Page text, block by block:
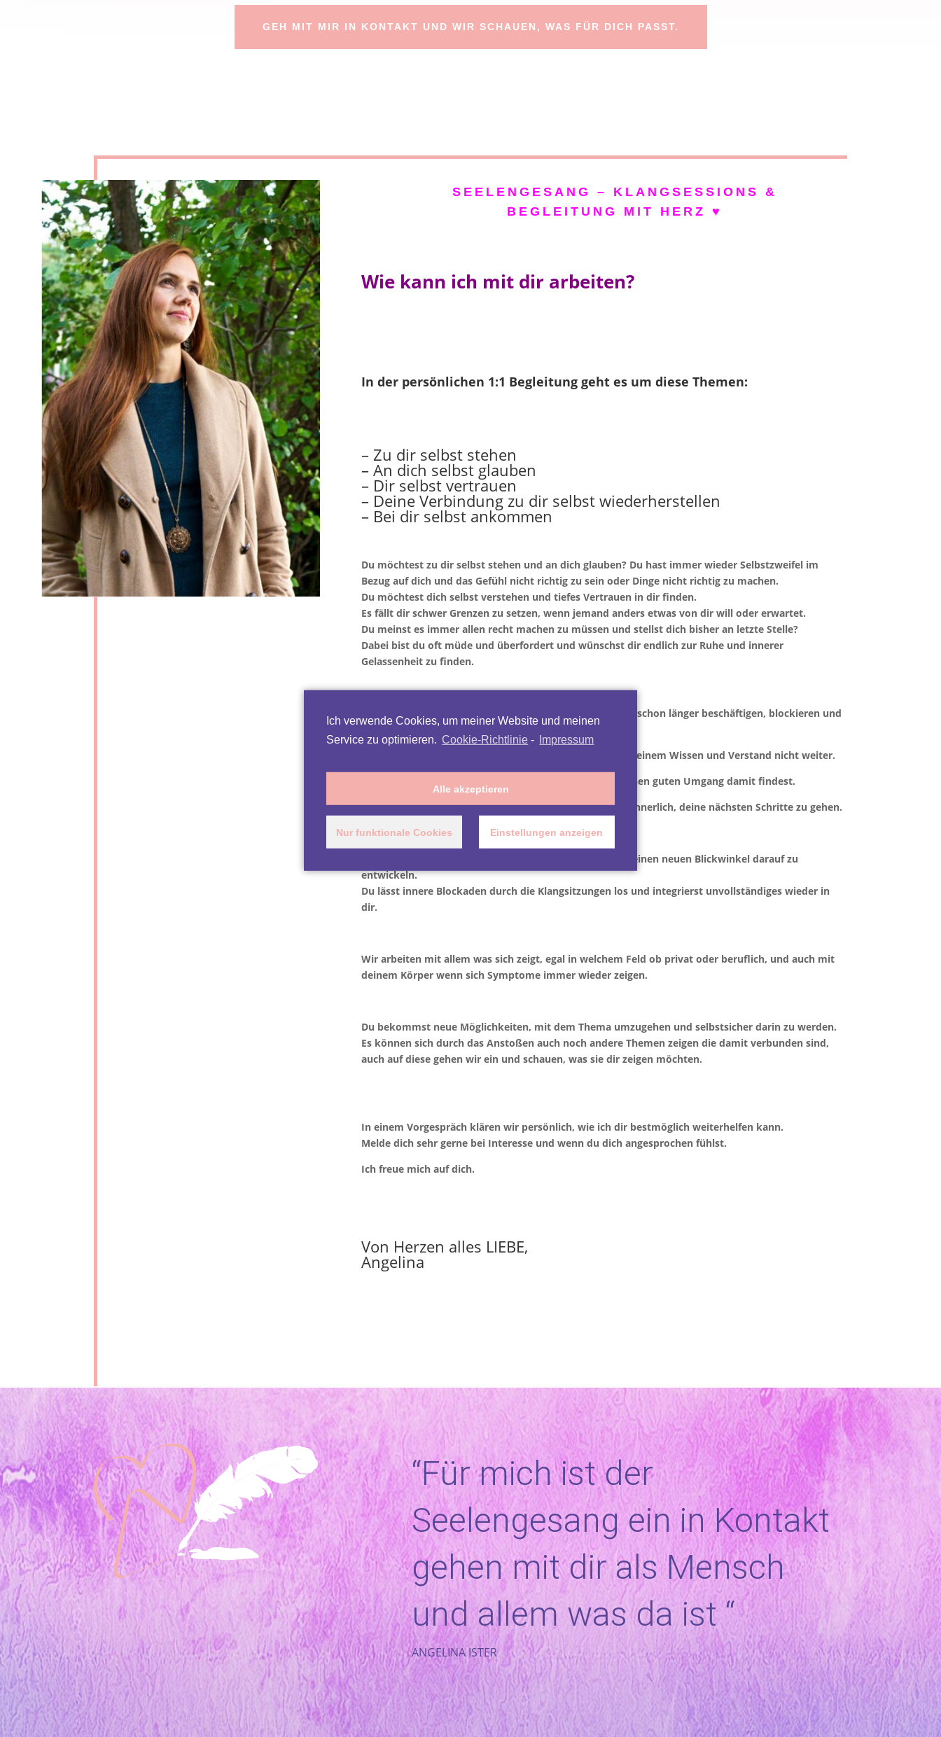
Ich verwende Cookies, um meiner Website und meinen
Service zu optimieren. Cookie-Richtlinie - Impressum
Alle akzeptieren
Nur funktionale Cookies Einstellungen anzeigen
GEH MIT MIR IN KONTAKT UND WIR SCHAUEN, WAS FÜR DICH PASST.
SEELENGESANG – KLANGSESSIONS &
BEGLEITUNG MIT HERZ ♥
Wie kann ich mit dir arbeiten?
In der persönlichen 1:1 Begleitung geht es um diese Themen:
– Zu dir selbst stehen
– An dich selbst glauben
– Dir selbst vertrauen
– Deine Verbindung zu dir selbst wiederherstellen
– Bei dir selbst ankommen
Du möchtest zu dir selbst stehen und an dich glauben? Du hast immer wieder Selbstzweifel im
Bezug auf dich und das Gefühl nicht richtig zu sein oder Dinge nicht richtig zu machen.
Du möchtest dich selbst verstehen und tiefes Vertrauen in dir finden.
Es fällt dir schwer Grenzen zu setzen, wenn jemand anders etwas von dir will oder erwartet.
Du meinst es immer allen recht machen zu müssen und stellst dich bisher an letzte Stelle?
Dabei bist du oft müde und überfordert und wünschst dir endlich zur Ruhe und innerer
Gelassenheit zu finden.
Du möchtest in deinen Themen weiterkommen, die dich schon länger beschäftigen, blockieren und
immer wieder auftauchen.
Du kennst die Themen von dir und kommst alleine mit deinem Wissen und Verstand nicht weiter.
Du möchtest dich damit besser verstehen und wie du einen guten Umgang damit findest.
Das Thema kommt immer wieder und es blockiert dich innerlich, deine nächsten Schritte zu gehen.
Du lernst dich besser mit dem Thema zu verstehen und einen neuen Blickwinkel darauf zu
entwickeln.
Du lässt innere Blockaden durch die Klangsitzungen los und integrierst unvollständiges wieder in
dir.
Wir arbeiten mit allem was sich zeigt, egal in welchem Feld ob privat oder beruflich, und auch mit
deinem Körper wenn sich Symptome immer wieder zeigen.
Du bekommst neue Möglichkeiten, mit dem Thema umzugehen und selbstsicher darin zu werden.
Es können sich durch das Anstoßen auch noch andere Themen zeigen die damit verbunden sind,
auch auf diese gehen wir ein und schauen, was sie dir zeigen möchten.
In einem Vorgespräch klären wir persönlich, wie ich dir bestmöglich weiterhelfen kann.
Melde dich sehr gerne bei Interesse und wenn du dich angesprochen fühlst.
Ich freue mich auf dich.
Von Herzen alles LIEBE,
Angelina
“Für mich ist der
Seelengesang ein in Kontakt
gehen mit dir als Mensch
und allem was da ist “
ANGELINA ISTER